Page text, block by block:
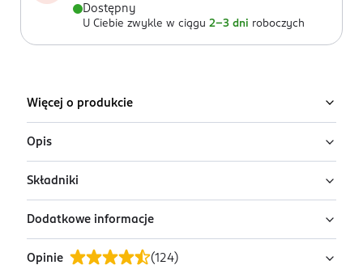
Dostępny
U Ciebie zwykle w ciągu 2-3 dni roboczych
Więcej o produkcie
Opis
Pełnoporcjowa karma Sheba® Classics to prawdziwa
rozkosz w formie wykwintnej teryny dla Twojego
kociego przyjaciela. Propozycja posiłku z wołowiną
zachwyci podniebienia nawet najbardziej
wymagających kotów. Sekretem mistrzowskiej
Składniki
Mięso i produkty pochodzenia zwierzęcego* (w tym
wołowina 4%), zboża, substancje mineralne, cukry.
*96% naturalnego pochodzenia.
Dodatkowe informacje
PRZYGOTOWANIE I STOSOWANIE
Opinie (124)